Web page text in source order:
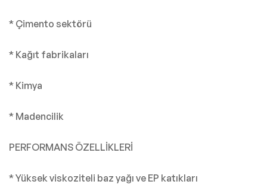
* Çimento sektörü
* Kağıt fabrikaları
* Kimya
* Madencilik
PERFORMANS ÖZELLİKLERİ
* Yüksek viskoziteli baz yağı ve EP katıkları